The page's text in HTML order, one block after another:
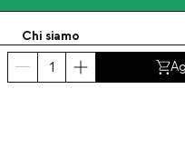
Chi siamo
Categorie
Contatto e aiuto